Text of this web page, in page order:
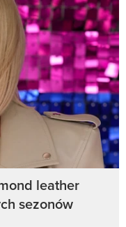
leather
sezonów